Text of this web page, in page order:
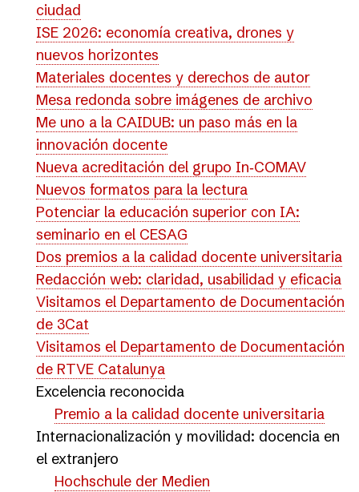
ciudad
ISE 2026: economía creativa, drones y
nuevos horizontes
Materiales docentes y derechos de autor
Mesa redonda sobre imágenes de archivo
Me uno a la CAIDUB: un paso más en la
innovación docente
Nueva acreditación del grupo In‑COMAV
Nuevos formatos para la lectura
Potenciar la educación superior con IA:
seminario en el CESAG
Dos premios a la calidad docente universitaria
Redacción web: claridad, usabilidad y eficacia
Visitamos el Departamento de Documentación
de 3Cat
Visitamos el Departamento de Documentación
de RTVE Catalunya
Excelencia reconocida
Premio a la calidad docente universitaria
Internacionalización y movilidad: docencia en
el extranjero
Hochschule der Medien